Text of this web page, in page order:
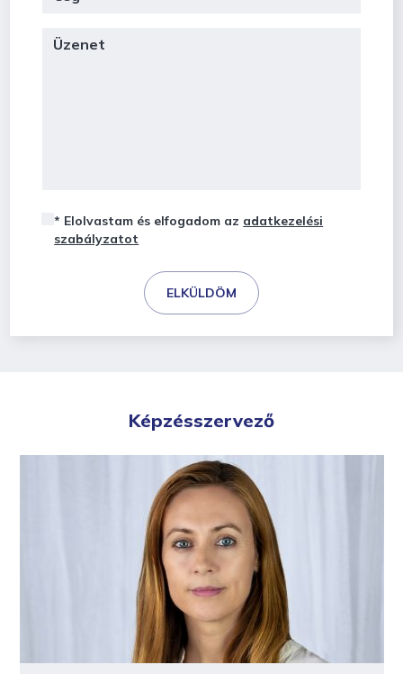
* Elolvastam és elfogadom az adatkezelési
szabályzatot
ELKÜLDÖM
Képzésszervező